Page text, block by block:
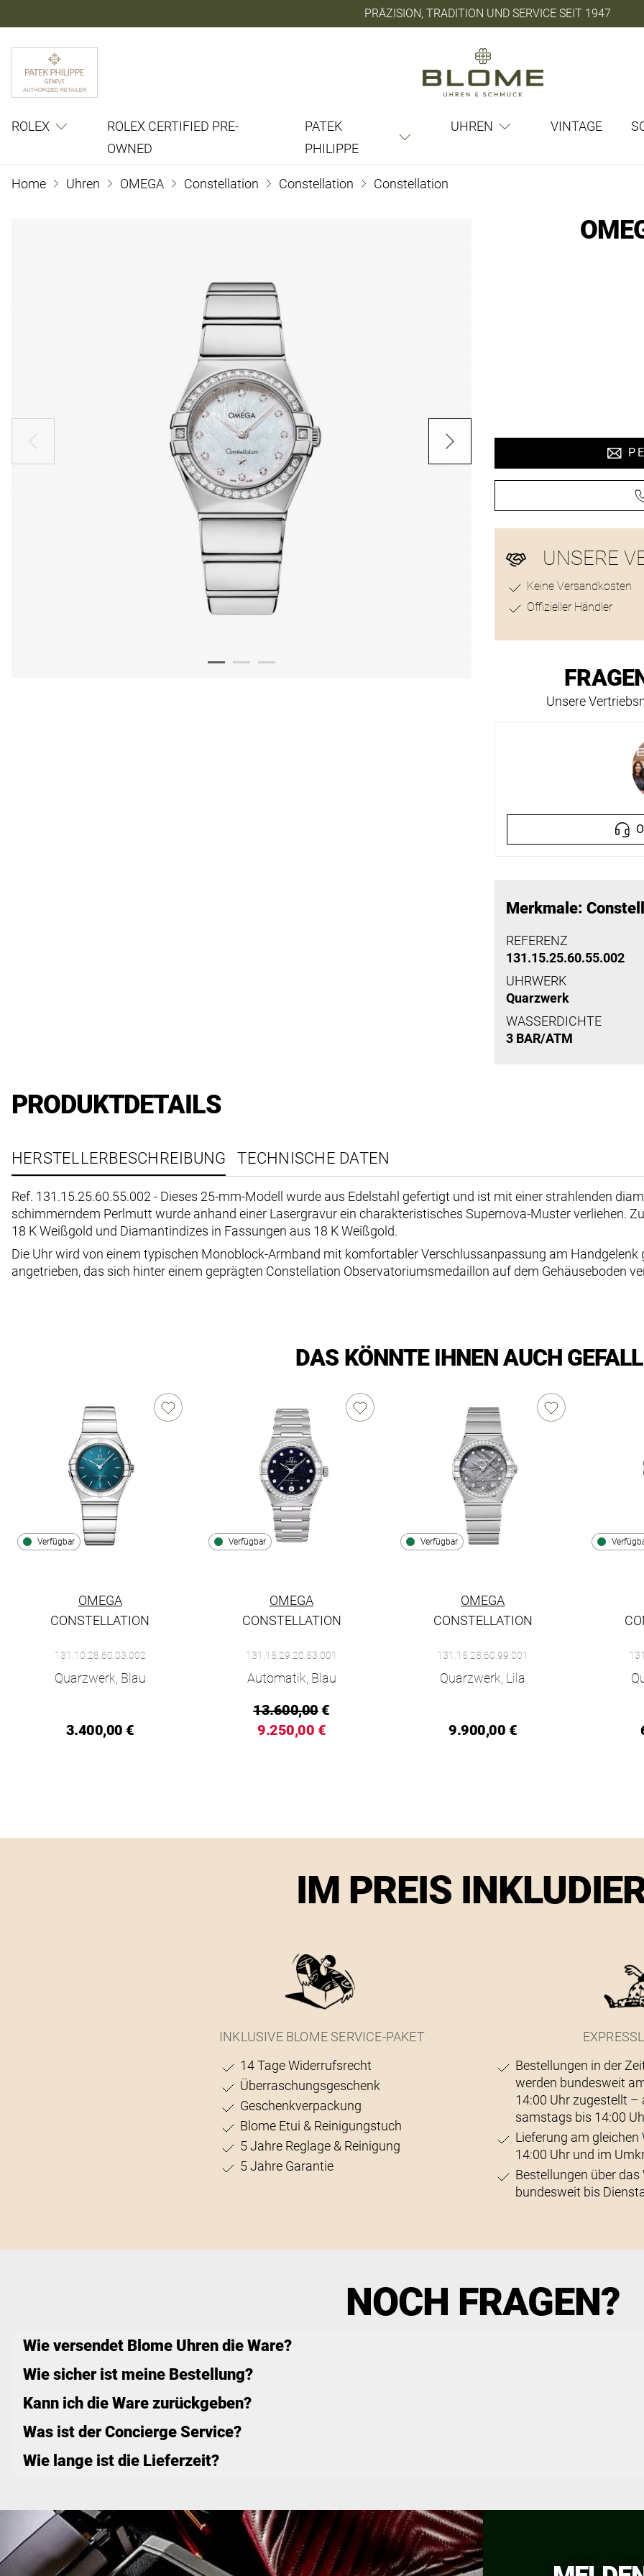
PRÄZISION, TRADITION UND SERVICE SEIT 1947
ROLEX
ROLEX CERTIFIED PRE-
OWNED
PATEK
PHILIPPE
UHREN VINTAGE
Home Uhren OMEGA Constellation Constellation Constellation
UNSERE
Keine Versandkosten
Offizieller Händler
Unsere
Merkmale:
REFERENZ
131.15.25.60.55.002
UHRWERK
Quarzwerk
WASSERDICHTE
3 BAR/ATM
PRODUKTDETAILS
HERSTELLERBESCHREIBUNG TECHNISCHE DATEN
Ref. 131.15.25.60.55.002 - Dieses 25-mm-Modell wurde aus Edelstahl gefertigt und ist mit einer strahlenden
schimmerndem Perlmutt wurde anhand einer Lasergravur ein charakteristisches Supernova-Muster verliehen.
18 K Weißgold und Diamantindizes in Fassungen aus 18 K Weißgold.
Die Uhr wird von einem typischen Monoblock-Armband mit komfortabler Verschlussanpassung am Handgelenk
angetrieben, das sich hinter einem geprägten Constellation Observatoriumsmedaillon auf dem Gehäuseboden
DAS KÖNNTE IHNEN AUCH
Verfügbar
OMEGA
CONSTELLATION
131.10.28.60.03.002
Quarzwerk, Blau
3.400,00 €
Verfügbar
OMEGA
CONSTELLATION
131.15.29.20.53.001
Automatik, Blau
13.600,00€
9.250,00 €
Verfügbar
OMEGA
CONSTELLATION
131.15.28.60.99.001
Quarzwerk, Lila
9.900,00 €
IM PREIS
INKLUSIVE BLOME SERVICE-PAKET
14 Tage Widerrufsrecht
Überraschungsgeschenk
Geschenkverpackung
Blome Etui & Reinigungstuch
5 Jahre Reglage & Reinigung
5 Jahre Garantie
Bestellungen in der
werden bundesweit
14:00 Uhr zugestellt –
samstags bis 14:00
Lieferung am gleichen
14:00 Uhr und im
Bestellungen über
bundesweit bis
NOCH FRAGEN?
Wie versendet Blome Uhren die Ware?
Wie sicher ist meine Bestellung?
Kann ich die Ware zurückgeben?
Was ist der Concierge Service?
Wie lange ist die Lieferzeit?